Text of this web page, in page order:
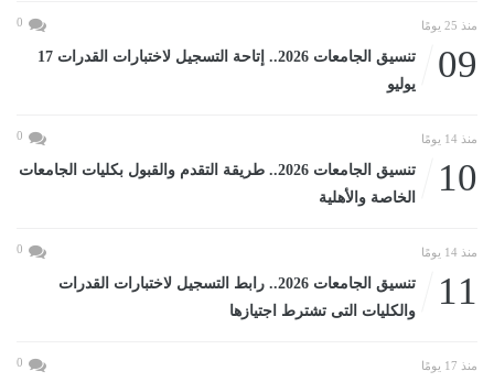
منذ 25 يومًا 0
09
تنسيق الجامعات 2026.. إتاحة التسجيل لاختبارات القدرات 17
يوليو
منذ 14 يومًا 0
10
تنسيق الجامعات 2026.. طريقة التقدم والقبول بكليات الجامعات
الخاصة والأهلية
منذ 14 يومًا 0
11
تنسيق الجامعات 2026.. رابط التسجيل لاختبارات القدرات
والكليات التى تشترط اجتيازها
منذ 17 يومًا 0